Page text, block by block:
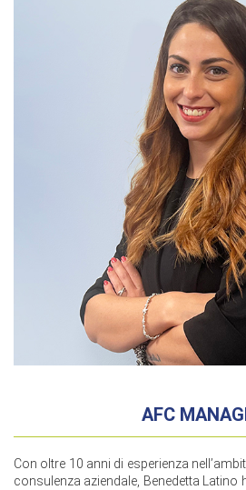
AFC
Con oltre 10 anni di esperienza
consulenza aziendale, Benedetta